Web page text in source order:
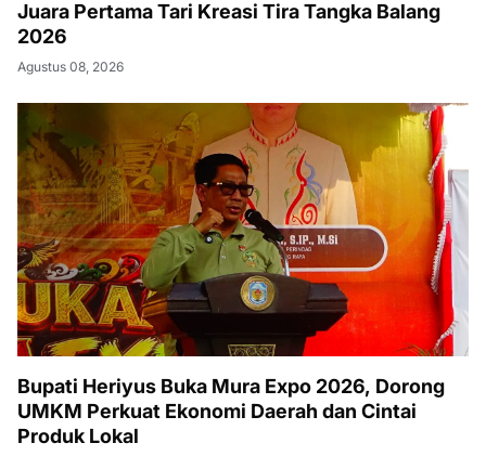
Juara Pertama Tari Kreasi Tira Tangka Balang
2026
Agustus 08, 2026
Bupati Heriyus Buka Mura Expo 2026, Dorong
UMKM Perkuat Ekonomi Daerah dan Cintai
Produk Lokal